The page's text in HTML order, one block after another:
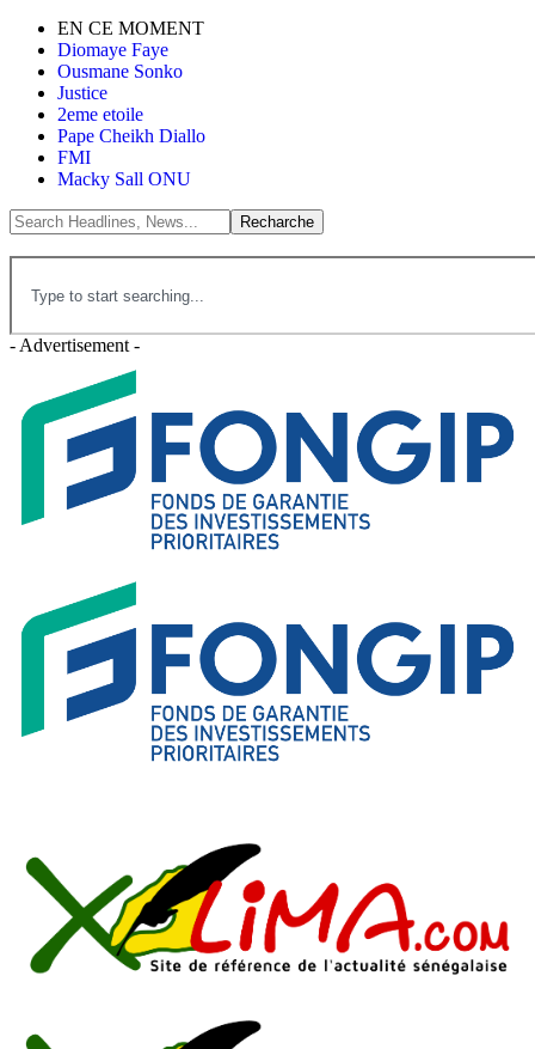
EN CE MOMENT
Diomaye Faye
Ousmane Sonko
Justice
2eme etoile
Pape Cheikh Diallo
FMI
Macky Sall ONU
- Advertisement -